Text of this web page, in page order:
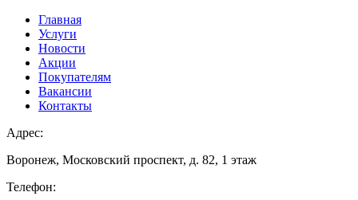
Главная
Услуги
Новости
Акции
Покупателям
Вакансии
Контакты
Адрес:
Воронеж, Московский проспект, д. 82, 1 этаж
Телефон: